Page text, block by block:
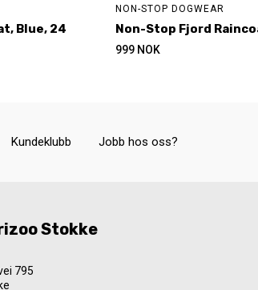
Blue, 24
NON-STOP DOGWEAR
Non-Stop Fjord
999 NOK
Kundeklubb Jobb hos oss?
Stokke
795